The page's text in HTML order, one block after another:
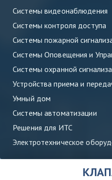
Системы видеонаблюдения
Системы контроля доступа
Системы пожарной
Системы Оповещения и
Системы охранной
Устройства приема и
Умный дом
Системы автоматизации
Решения для ИТС
Электротехническое